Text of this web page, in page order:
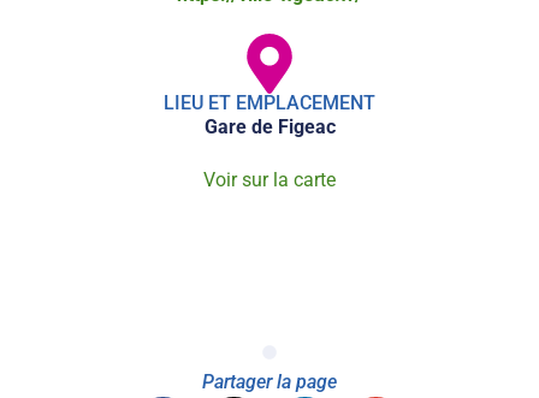
LIEU ET EMPLACEMENT
Gare de Figeac
Voir sur la carte
Partager la page